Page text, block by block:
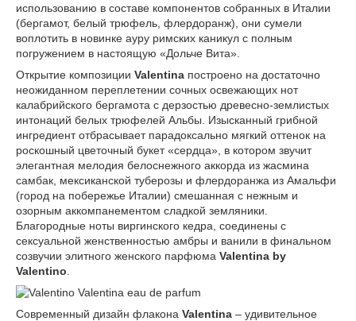
использованию в составе компонентов собранных в Италии
(бергамот, белый трюфель, флердоранж), они сумели
воплотить в новинке ауру римских каникул с полным
погружением в настоящую «Дольче Вита».
Открытие композиции Valentina построено на достаточно
неожиданном переплетении сочных освежающих нот
калабрийского бергамота с дерзостью древесно-землистых
интонаций белых трюфелей Альбы. Изысканный грибной
ингредиент отбрасывает парадоксально мягкий оттенок на
роскошный цветочный букет «сердца», в котором звучит
элегантная мелодия белоснежного аккорда из жасмина
самбак, мексиканской туберозы и флердоранжа из Амальфи
(город на побережье Италии) смешанная с нежным и
озорным аккомпанементом сладкой земляники.
Благородные ноты виргинского кедра, соединены с
сексуальной женственностью амбры и ванили в финальном
созвучии элитного женского парфюма Valentina by
Valentino
Современный дизайн флакона Valentina – удивительное